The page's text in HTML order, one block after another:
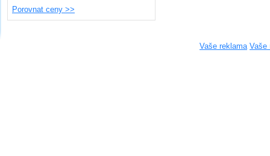
Porovnat ceny >>
Vaše reklama Vaše